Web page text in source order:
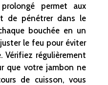
permet aux
de pénétrer dans le
bouchée en un
le feu pour éviter
Vérifiez régulièrement
que votre jambon ne
de cuisson, vous